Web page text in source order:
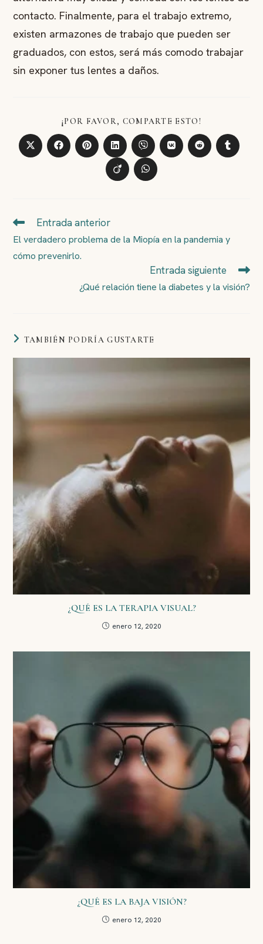
contacto. Finalmente, para el trabajo extremo,
existen armazones de trabajo que pueden ser
graduados, con estos, será más comodo trabajar
sin exponer tus lentes a daños.
¡POR FAVOR, COMPARTE ESTO!COMPARTIR
ESTE
CONTENIDO
Abre
en
Abre
en
Abre
en
nueva
ventana
Abre
en
una
nueva
ventana
Abre
en
una
nueva
ventana
Abre
en
Abre
en
Abre
en
Abre
en
Abre
en
LEER
ARTÍCULOS
Entrada anterior
El verdadero problema de la Miopía en la pandemia y
cómo prevenirlo.
Entrada siguiente
¿Qué relación tiene la diabetes y la visión?
TAMBIÉN PODRÍA GUSTARTE
¿QUÉ ES LA TERAPIA VISUAL?
enero 12, 2020
¿QUÉ ES LA BAJA VISIÓN?
enero 12, 2020